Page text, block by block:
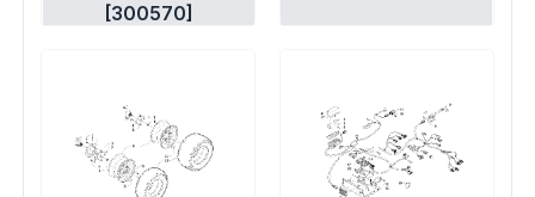
[300570]